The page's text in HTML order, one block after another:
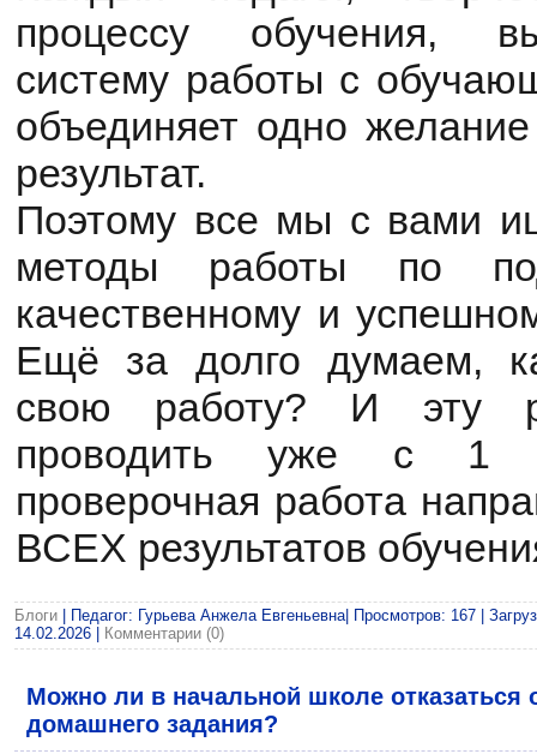
процессу обучения,
систему работы с
объединяет одно
результат.
Поэтому все мы с вами
методы работы по
качественному и
Ещё за долго думаем,
свою работу? И эту
проводить уже с 1
проверочная работа
ВСЕХ результатов
Блоги | Педагог: Гурьева Анжела Евгеньевна| Просмотров: 167 |
14.02.2026
Комментарии (0)
Можно ли в начальной школе отказаться
домашнего задания?